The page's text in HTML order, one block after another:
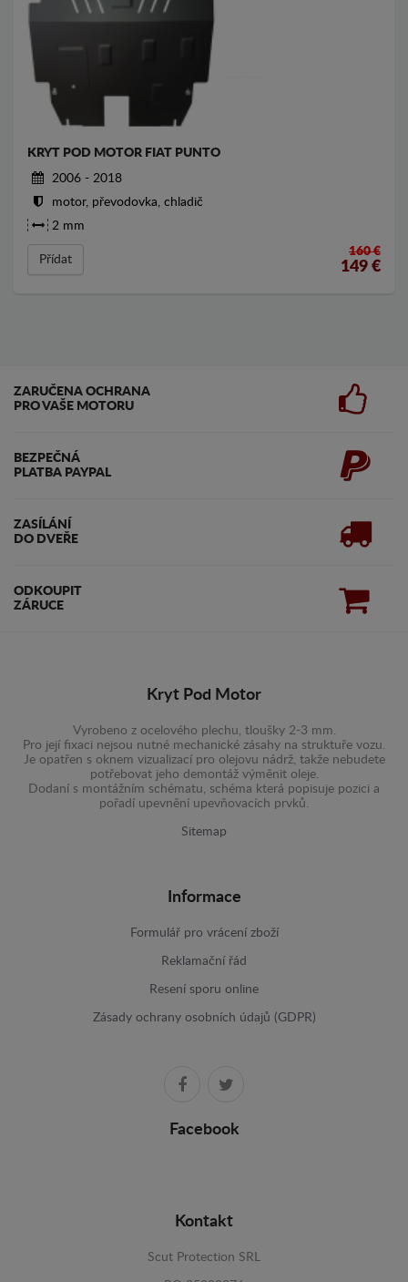
KRYT POD MOTOR FIAT PUNTO
2006 - 2018
motor, převodovka, chladič
2 mm
Přídat
160 €
149 €
ZARUČENA OCHRANA
PRO VAŠE MOTORU
BEZPEČNÁ
PLATBA PAYPAL
ZASÍLÁNÍ
DO DVEŘE
ODKOUPIT
ZÁRUCE
Kryt Pod Motor
Vyrobeno z ocelového plechu, tloušky 2-3 mm.
Pro její fixaci nejsou nutné mechanické zásahy na struktuře vozu.
Je opatřen s oknem vizualizací pro olejovu nádrž, takže nebudete
potřebovat jeho demontáž výměnit oleje.
Dodaní s montážním schématu, schéma která popisuje pozici a
pořadí upevnění upevňovacích prvků.
Sitemap
Informace
Formulář pro vrácení zboží
Reklamační řád
Resení sporu online
Zásady ochrany osobních údajů (GDPR)
Facebook
Kontakt
Scut Protection SRL